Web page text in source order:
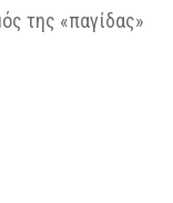
της «παγίδας»